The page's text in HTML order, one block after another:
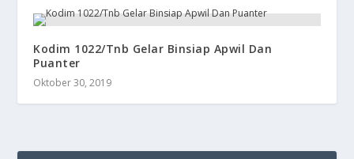
Kodim 1022/Tnb Gelar Binsiap Apwil Dan
Puanter
Oktober 30, 2019